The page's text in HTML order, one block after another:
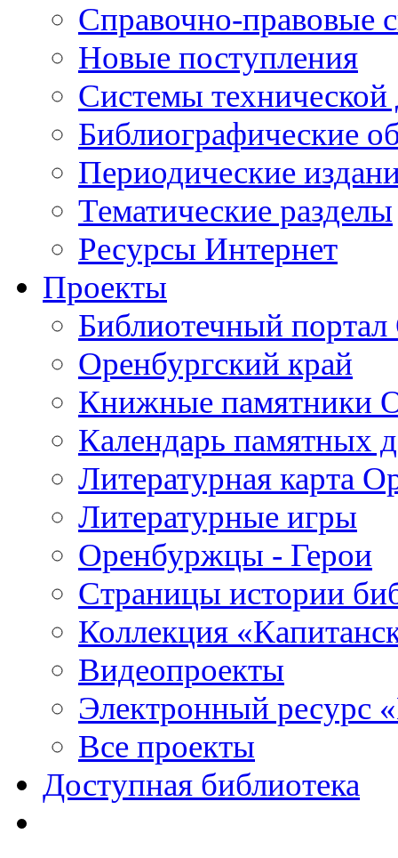
Справочно-правовые
Новые поступления
Cистемы
Библиографические
Периодические
Тематические разделы
Ресурсы Интернет
Проекты
Библиотечный портал
Оренбургский край
Книжные памятники
Календарь памятных
Литературная карта
Литературные игры
Оренбуржцы - Герои
Страницы истории
Коллекция
Видеопроекты
Электронный ресурс
Все проекты
Доступная библиотека